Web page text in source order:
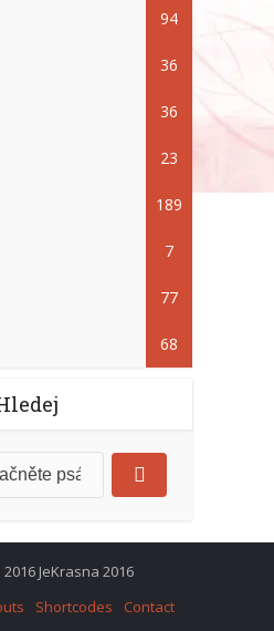
94
36
36
23
189
7
77
68
JeKrasna 2016
Shortcodes Contact